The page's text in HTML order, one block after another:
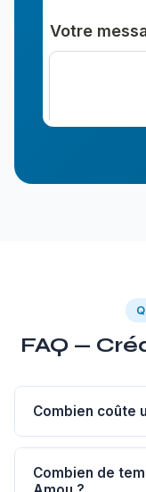
FAQ —
Combien coûte
Un site vitrine de
200€. Un site sur-
Combien de